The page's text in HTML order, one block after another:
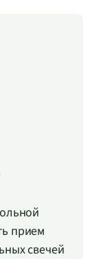
прием
свечей